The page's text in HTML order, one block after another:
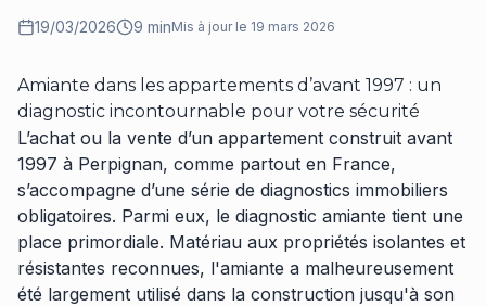
19/03/2026 9 minMis à jour le 19 mars 2026
Amiante dans les appartements d’avant 1997 : un
diagnostic incontournable pour votre sécurité
L’achat ou la vente d’un appartement construit avant
1997 à Perpignan, comme partout en France,
s’accompagne d’une série de diagnostics immobiliers
obligatoires. Parmi eux, le diagnostic amiante tient une
place primordiale. Matériau aux propriétés isolantes et
résistantes reconnues, l'amiante a malheureusement
été largement utilisé dans la construction jusqu'à son